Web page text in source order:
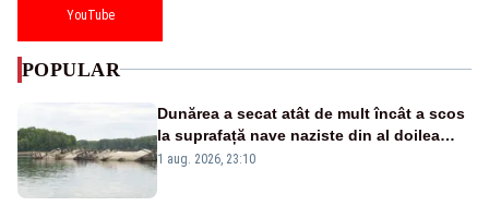
YouTube
POPULAR
Dunărea a secat atât de mult încât a scos
la suprafață nave naziste din al doilea
război mondial
1 aug. 2026, 23:10